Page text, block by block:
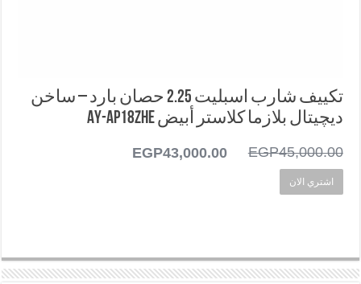
تكييف شارب اسبليت 2.25 حصان بارد – ساخن
ديچيتال بلازما كلاستر أبيض AY-AP18ZHE
EGP45,000.00
السعر
EGP43,000.00
اشتري الان